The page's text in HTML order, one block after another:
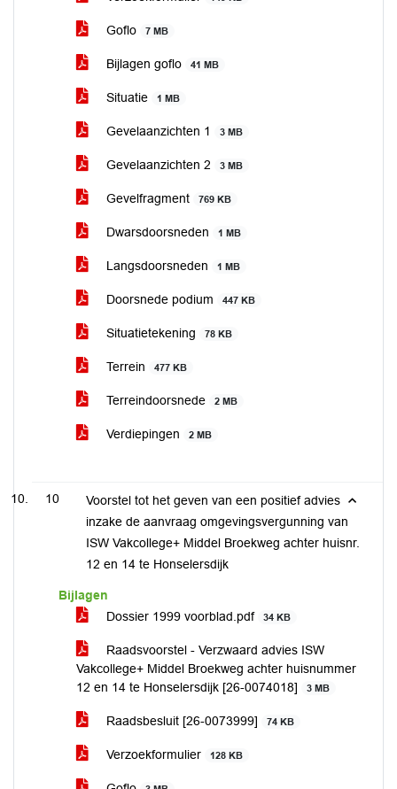
Goflo 7 MB
Bijlagen goflo 41 MB
Situatie 1 MB
Gevelaanzichten 1 3 MB
Gevelaanzichten 2 3 MB
Gevelfragment 769 KB
Dwarsdoorsneden 1 MB
Langsdoorsneden 1 MB
Doorsnede podium 447 KB
Situatietekening 78 KB
Terrein 477 KB
Terreindoorsnede 2 MB
Verdiepingen 2 MB
10
Voorstel tot het geven van een positief advies
inzake de aanvraag omgevingsvergunning van
ISW Vakcollege+ Middel Broekweg achter huisnr.
12 en 14 te Honselersdijk
Bijlagen
Dossier 1999 voorblad.pdf
34 KB
Raadsvoorstel - Verzwaard advies ISW
Vakcollege+ Middel Broekweg achter huisnummer
12 en 14 te Honselersdijk [26-0074018]
3 MB
Raadsbesluit [26-0073999] 74 KB
Verzoekformulier 128 KB